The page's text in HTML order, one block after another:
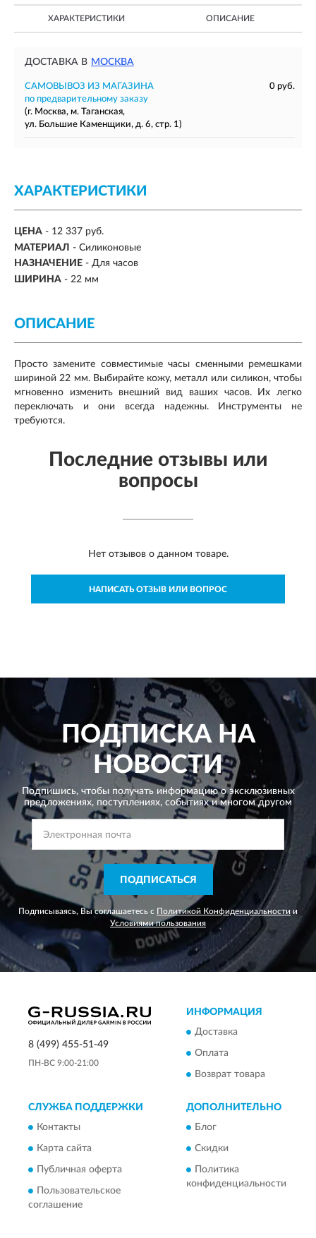
ХАРАКТЕРИСТИКИ ОПИСАНИЕ
ДОСТАВКА В МОСКВА
САМОВЫВОЗ ИЗ МАГАЗИНА
0 руб.
по предварительному заказу
(г. Москва, м. Таганская,
ул. Большие Каменщики, д. 6, стр. 1)
ХАРАКТЕРИСТИКИ
ЦЕНА - 12 337 руб.
МАТЕРИАЛ - Силиконовые
НАЗНАЧЕНИЕ - Для часов
ШИРИНА - 22 мм
ОПИСАНИЕ
Просто замените совместимые часы сменными ремешками
шириной 22 мм. Выбирайте кожу, металл или силикон, чтобы
мгновенно изменить внешний вид ваших часов. Их легко
переключать и они всегда надежны. Инструменты не
требуются.
Последние отзывы или
вопросы
Нет отзывов о данном товаре.
НАПИСАТЬ ОТЗЫВ ИЛИ ВОПРОС
ПОДПИСКА НА
НОВОСТИ
Подпишись, чтобы получать информацию о эксклюзивных
предложениях, поступлениях, событиях и многом другом
ПОДПИСАТЬСЯ
Подписываясь, Вы соглашаетесь с Политикой Конфиденциальности и
Условиями пользования
8 (499) 455-51-49
ПН-ВС 9:00-21:00
ИНФОРМАЦИЯ
Доставка
Оплата
Возврат товара
СЛУЖБА ПОДДЕРЖКИ
Контакты
Карта сайта
Публичная оферта
Пользовательское
соглашение
ДОПОЛНИТЕЛЬНО
Блог
Скидки
Политика
конфиденциальности